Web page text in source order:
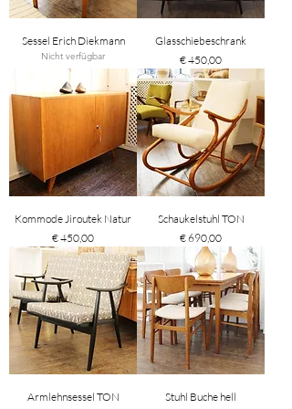
Sessel Erich Diekmann
Nicht verfügbar
Glasschiebeschrank
Preis
€ 450,00
Kommode Jiroutek Natur
Preis
€ 450,00
Schaukelstuhl TON
Preis
€ 690,00
Armlehnsessel TON
Stuhl Buche hell